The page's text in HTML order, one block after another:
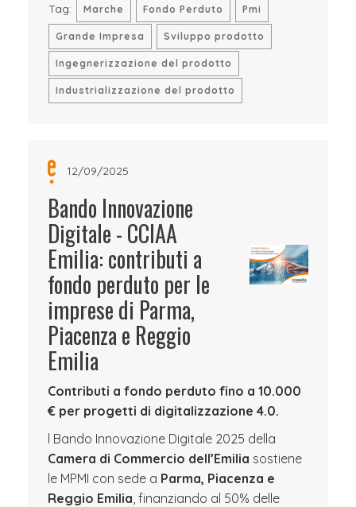
Tag: Marche Fondo Perduto Pmi
Grande Impresa Sviluppo prodotto
Ingegnerizzazione del prodotto
Industrializzazione del prodotto
12/09/2025
Bando Innovazione
Digitale - CCIAA
Emilia: contributi a
fondo perduto per le
imprese di Parma,
Piacenza e Reggio
Emilia
Contributi a fondo perduto fino a 10.000
€ per progetti di digitalizzazione 4.0.
l Bando Innovazione Digitale 2025 della
Camera di Commercio dell’Emilia sostiene
le MPMI con sede a Parma, Piacenza e
Reggio Emilia, finanziando al 50% delle